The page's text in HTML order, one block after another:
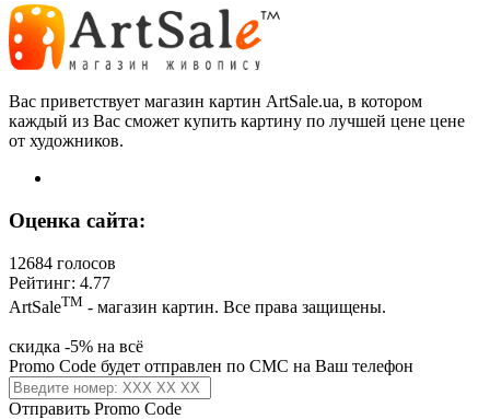
Вас приветствует магазин картин ArtSale.ua, в котором
каждый из Вас сможет купить картину по лучшей цене цене
от художников.
Оценка сайта:
12684 голосов
Рейтинг: 4.77
ArtSaleТМ - магазин картин. Все права защищены.
скидка -5% на всё
Promo Code будет отправлен по СМС на Ваш телефон
Отправить Promo Code